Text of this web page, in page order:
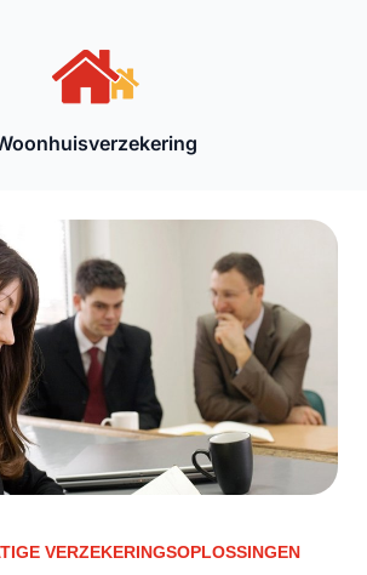
VERZEKERINGSOPLOSSINGEN